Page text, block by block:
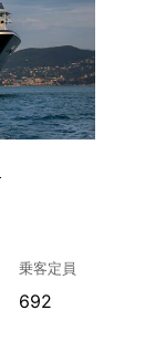
乗客定員
692